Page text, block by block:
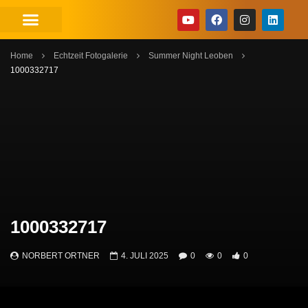
Home Echtzeit Fotogalerie
Summer Night Leoben
1000332717
1000332717
NORBERT ORTNER 4. JULI 2025 0 0 0